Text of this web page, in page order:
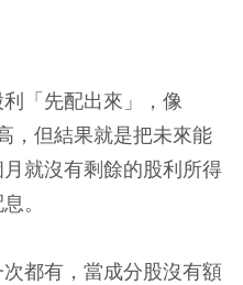
「先配出來」，像
，但結果就是把未來能
就沒有剩餘的股利所得
。
都有，當成分股沒有額